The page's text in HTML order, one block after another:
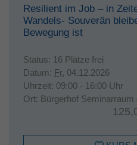
Resilient im Job – in
Wandels- Souverän
Bewegung ist
Status: 16 Plätze frei
Datum: Fr. 04.12.2026
Uhrzeit: 09:00 - 16:00 Uhr
Ort: Bürgerhof Seminarraum
Laufzeit 1 Jahr
Zweck
Cookie-
speichern.